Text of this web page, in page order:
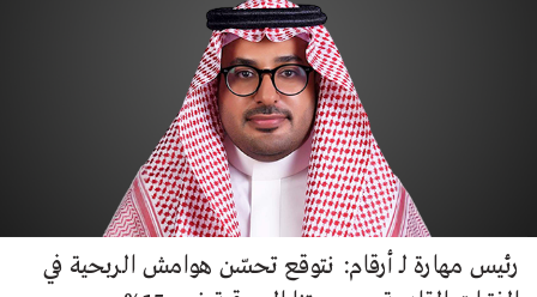
رئيس مهارة لـ أرقام: نتوقع تحسّن هوامش الربحية في